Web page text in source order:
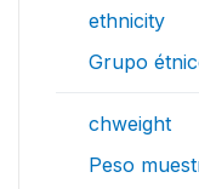
ethnicity
Grupo
chweight
Peso